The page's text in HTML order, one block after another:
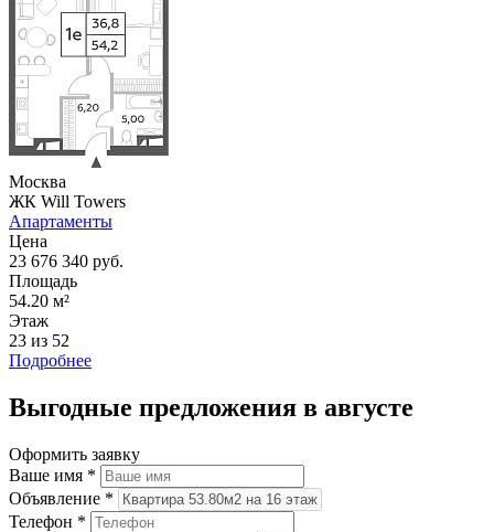
Москва
ЖК Will Towers
Апартаменты
Цена
23 676 340 руб.
Площадь
54.20 м²
Этаж
23 из 52
Подробнее
Выгодные предложения в августе
Оформить заявку
Ваше имя *
Объявление *
Телефон *